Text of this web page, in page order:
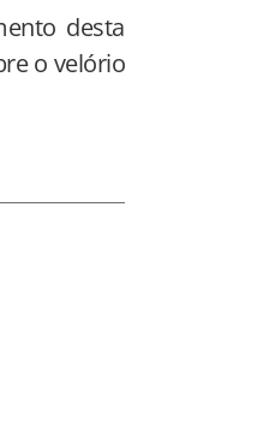
desta
o velório